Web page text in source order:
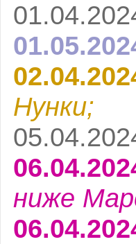
Нунки;
ниже